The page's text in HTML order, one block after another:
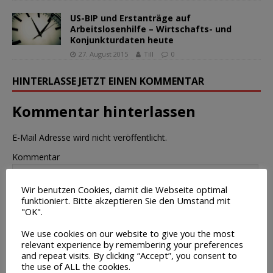
US-BIP und Erstanträge auf
Arbeitslosenhilfe – Wirtschafts- und
Konjunkturdaten heute
27. August 2015 Till 0
HINTERLASSE JETZT EINEN KOMMENTAR
Kommentar hinterlassen
E-Mail Adresse wird nicht veröffentlicht.
Kommentar
Name
Wir benutzen Cookies, damit die Webseite optimal
funktioniert. Bitte akzeptieren Sie den Umstand mit
"OK".
We use cookies on our website to give you the most
relevant experience by remembering your preferences
and repeat visits. By clicking “Accept”, you consent to
the use of ALL the cookies.